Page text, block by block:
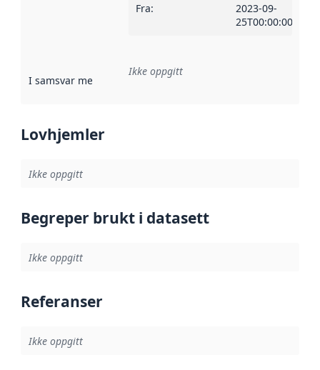
Fra:
2023-09-
25T00:00:00Z
I samsvar med Referanse til en implementasjonsregel
Ikke oppgitt
Lovhjemler
Ikke oppgitt
Begreper brukt i datasett
Ikke oppgitt
Referanser
Ikke oppgitt